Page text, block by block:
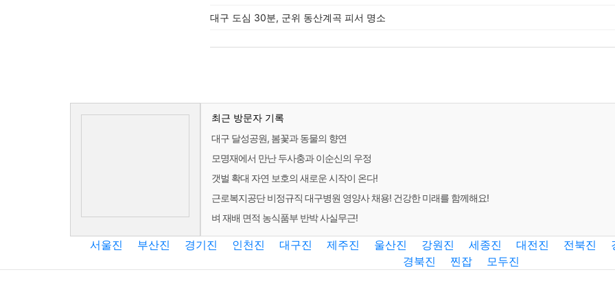
대구 도심 30분, 군위 동산계곡 피서 명소
최근 방문자 기록
대구 달성공원, 봄꽃과 동물의 향연
모명재에서 만난 두사충과 이순신의 우정
갯벌 확대 자연 보호의 새로운 시작이 온다!
근로복지공단 비정규직 대구병원 영양사 채용! 건강한 미래를 함께해요!
벼 재배 면적 농식품부 반박 사실무근!
서울진 부산진 경기진 인천진 대구진 제주진 울산진 강원진 세종진 대전진 전북진
경북진
찐잡 모두진